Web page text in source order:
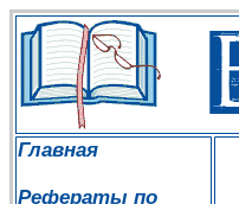
Главная
Рефераты по